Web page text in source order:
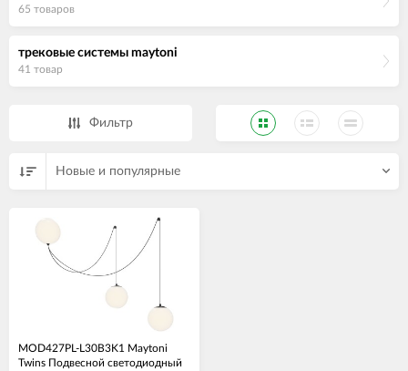
65 товаров
трековые системы maytoni
41 товар
Фильтр
Новые и популярные
MOD427PL-L30B3K1 Maytoni
Twins Подвесной светодиодный